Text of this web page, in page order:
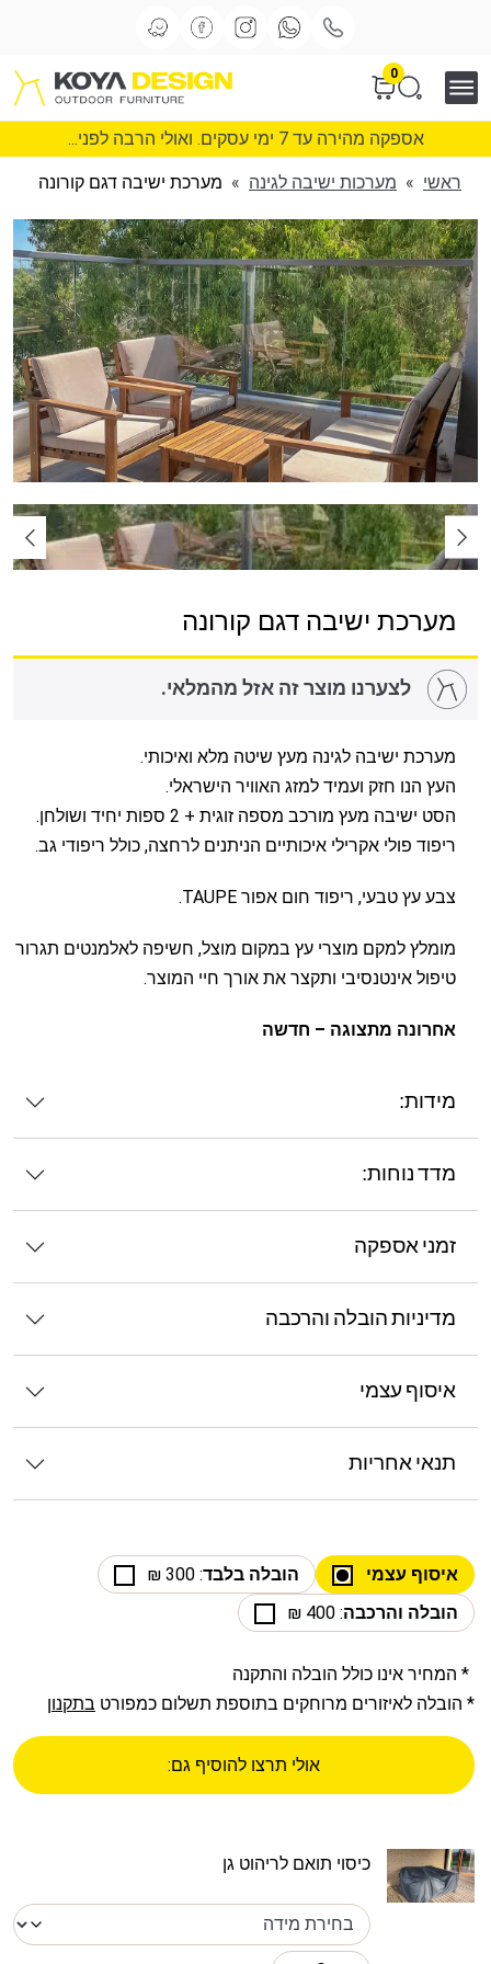
0
אספקה מהירה עד 7 ימי עסקים. ואולי הרבה לפני...
ראשי » מערכות ישיבה לגינה » מערכת ישיבה דגם קורונה
מערכת ישיבה דגם קורונה
לצערנו מוצר זה אזל מהמלאי.
מערכת ישיבה לגינה מעץ שיטה מלא ואיכותי.
העץ הנו חזק ועמיד למזג האוויר הישראלי.
הסט ישיבה מעץ מורכב מספה זוגית + 2 ספות יחיד ושולחן.
ריפוד פולי אקרילי איכותיים הניתנים לרחצה, כולל ריפודי גב.
צבע עץ טבעי, ריפוד חום אפור TAUPE.
מומלץ למקם מוצרי עץ במקום מוצל, חשיפה לאלמנטים תגרור
טיפול אינטנסיבי ותקצר את אורך חיי המוצר.
אחרונה מתצוגה – חדשה
מידות:
מדד נוחות:
זמני אספקה
מדיניות הובלה והרכבה
איסוף עצמי
תנאי אחריות
איסוף עצמי הובלה בלבד: 300 ₪
הובלה והרכבה: 400 ₪
* המחיר אינו כולל הובלה והתקנה
* הובלה לאיזורים מרוחקים בתוספת תשלום כמפורט בתקנון
אולי תרצו להוסיף גם:
כיסוי תואם לריהוט גן